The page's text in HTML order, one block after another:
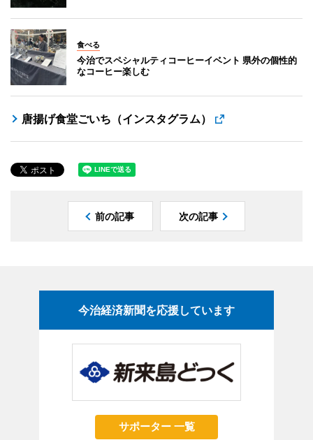
食べる
今治でスペシャルティコーヒーイベント 県外の個性的
なコーヒー楽しむ
唐揚げ食堂ごいち（インスタグラム）
前の記事 次の記事
今治経済新聞を応援しています
サポーター 一覧